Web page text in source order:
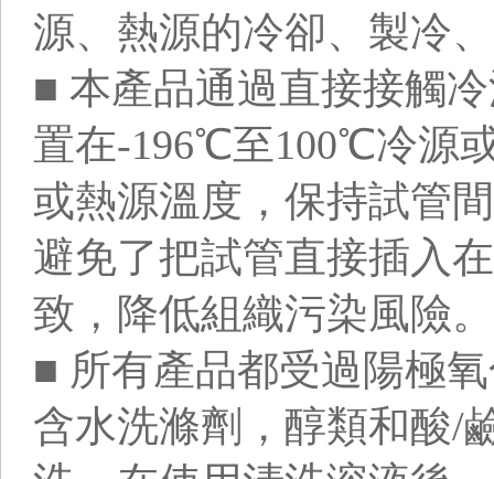
源、熱源的冷卻、製冷
■ 本產品通過直接接觸
置在-196℃至100℃冷源
或熱源溫度，保持試管
避免了把試管直接插入
致，降低組織污染風險。
■ 所有產品都受過陽極
含水洗滌劑，醇類和酸/